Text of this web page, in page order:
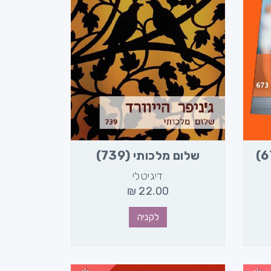
שלום מלכותי (739)
דיגיטלי
22.00
₪
לקניה